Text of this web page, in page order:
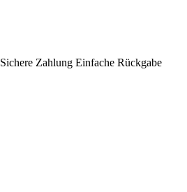
Sichere Zahlung Einfache Rückgabe